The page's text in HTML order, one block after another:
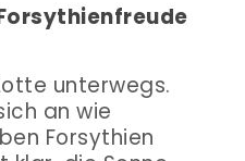
unterwegs.
an wie
Forsythien